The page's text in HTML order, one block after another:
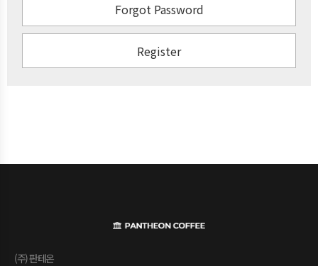
Forgot Password
Register
(주) 판테온